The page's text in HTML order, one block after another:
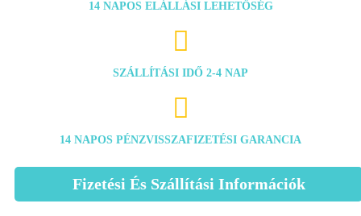
14 NAPOS ELÁLLÁSI LEHETŐSÉG

SZÁLLÍTÁSI IDŐ 2-4 NAP

14 NAPOS PÉNZVISSZAFIZETÉSI GARANCIA
Fizetési És Szállítási Információk